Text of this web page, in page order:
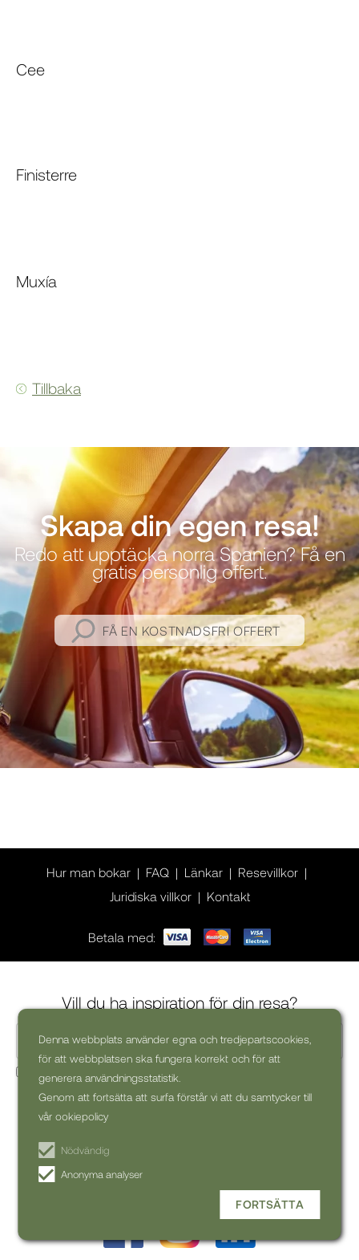
Denna webbplats använder egna och tredjepartscookies,
för att webbplatsen ska fungera korrekt och för att
generera användningsstatistik.
Genom att fortsätta att surfa förstår vi att du samtycker till
vår ookiepolicy
Nödvändig
Anonyma analyser
FORTSÄTTA
Cee
Finisterre
Muxía
Tillbaka
Skapa din egen resa!
Redo att upptäcka norra Spanien? Få en
gratis personlig offert.
FÅ EN KOSTNADSFRI OFFERT
Hur man bokar FAQ Länkar
Resevillkor
Juridiska villkor
Kontakt
Betala med:
Vill du ha inspiration för din resa?
Ja, jag skulle vilja få kommersiella nyhetsbrev (kan alltid
avsluta prenumerationen)